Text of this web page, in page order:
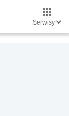
Serwisy